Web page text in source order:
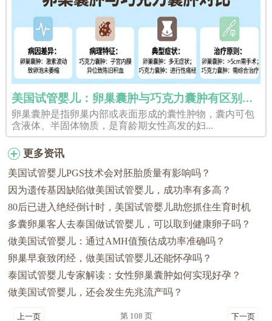
美国试管婴儿：卵巢囊肿与巧克力囊肿有区别吗？
卵巢囊肿是指卵巢内部或表面形成的囊性肿物，囊内可包
含液体、半固体物质，是育龄期女性高发的妇...
更多资讯
美国试管婴儿PGS技术会对胚胎质量有影响吗？
因为遗传基因缺陷做美国试管婴儿，成功率有多高？
80后已进入绝经倒计时，美国试管婴儿助您抓住生育时机
多囊卵巢客人去泰国做试管婴儿，可以取到健康卵子吗？
做美国试管婴儿：通过AMH值预估成功率准确吗？
卵巢早衰致闭经，做美国试管婴儿还能怀孕吗？
泰国试管婴儿专家解读：女性卵巢囊肿如何实现好孕？
做美国试管婴儿，还会发生先兆流产吗？
上一页 第 108 页 下一页